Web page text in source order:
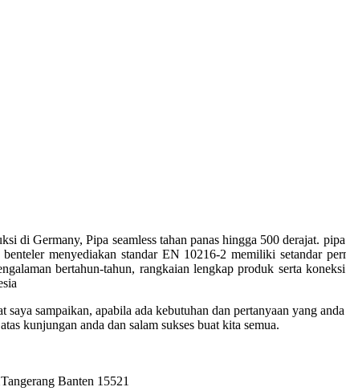
di Germany, Pipa seamless tahan panas hingga 500 derajat.
menyediakan standar EN 10216-2 memiliki setandar
bertahun-tahun, rangkaian lengkap produk serta
sampaikan, apabila ada kebutuhan dan pertanyaan yang
kunjungan anda dan salam sukses buat kita semua.
Banten 15521